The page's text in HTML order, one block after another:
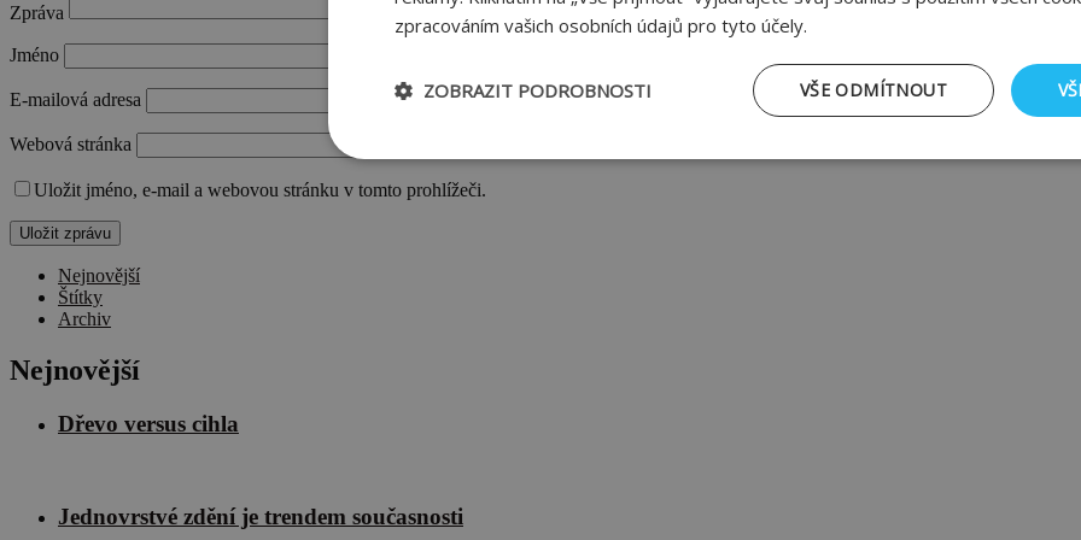
Zpráva
Jméno
E-mailová adresa
Webová stránka
Uložit jméno, e-mail a webovou stránku v tomto prohlížeči.
Nejnovější
Štítky
Archiv
Nejnovější
Dřevo versus cihla
Jednovrstvé zdění je trendem současnosti
zpracováním vašich osobních údajů pro tyto účely.
VŠE ODMÍTNOUT
ZOBRAZIT PODROBNOSTI
Nezbytně nutné
soubory
Výkonové soubory Soubory cílení
__cf_bm